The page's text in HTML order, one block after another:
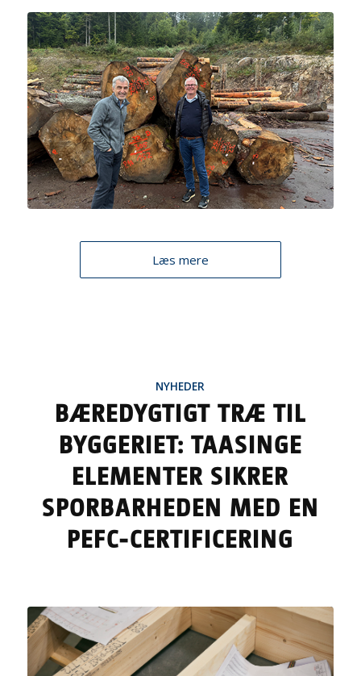
Læs mere
NYHEDER
BÆREDYGTIGT TRÆ TIL
BYGGERIET: TAASINGE
ELEMENTER SIKRER
SPORBARHEDEN MED EN
PEFC-CERTIFICERING